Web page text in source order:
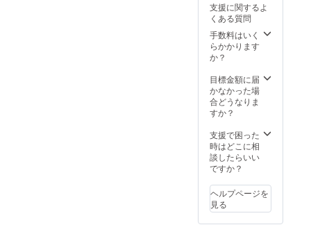
5,000ク
リック
（CPC
：100
支援に関するよ
くある質問
手数料はいく
らかかります
か？
目標金額に届
かなかった場
合どうなりま
すか？
支援で困った
時はどこに相
談したらいい
ですか？
ヘルプページを
見る